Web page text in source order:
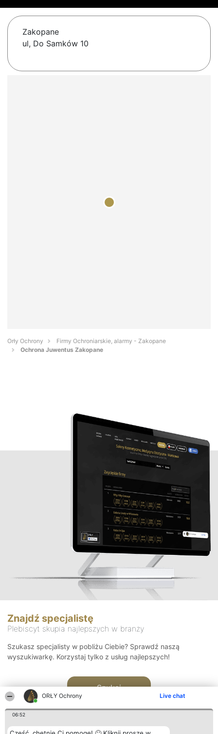
ORŁY Ochrony Live chat
06:52
Zakopane
ul, Do Samków 10
Orły Ochrony
Firmy Ochroniarskie, alarmy - Zakopane
Ochrona Juwentus Zakopane
Znajdź specjalistę
Plebiscyt skupia najlepszych w branży
Szukasz specjalisty w pobliżu Ciebie? Sprawdź naszą
wyszukiwarkę. Korzystaj tylko z usług najlepszych!
Szukaj